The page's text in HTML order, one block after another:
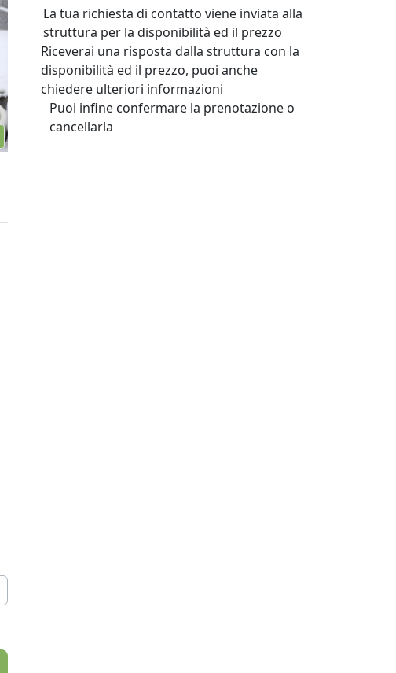
La tua richiesta di contatto viene inviata alla
struttura per la disponibilità ed il prezzo
Riceverai una risposta dalla struttura con la
disponibilità ed il prezzo, puoi anche
chiedere ulteriori informazioni
Puoi infine confermare la prenotazione o
cancellarla